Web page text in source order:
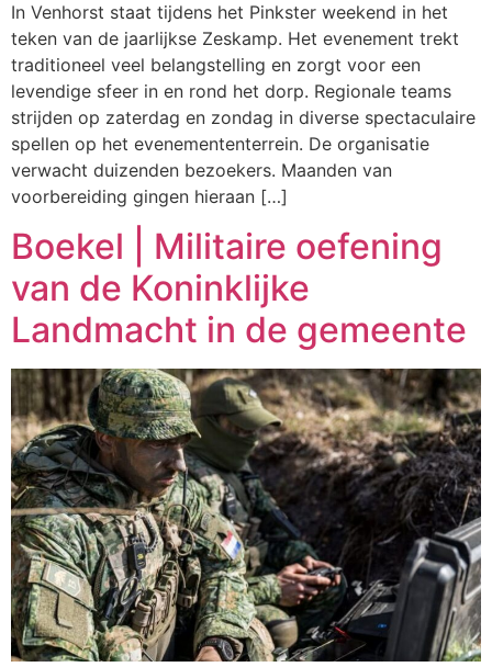
In Venhorst staat tijdens het Pinkster weekend in het
teken van de jaarlijkse Zeskamp. Het evenement trekt
traditioneel veel belangstelling en zorgt voor een
levendige sfeer in en rond het dorp. Regionale teams
strijden op zaterdag en zondag in diverse spectaculaire
spellen op het evenemententerrein. De organisatie
verwacht duizenden bezoekers. Maanden van
voorbereiding gingen hieraan […]
Boekel | Militaire oefening
van de Koninklijke
Landmacht in de gemeente